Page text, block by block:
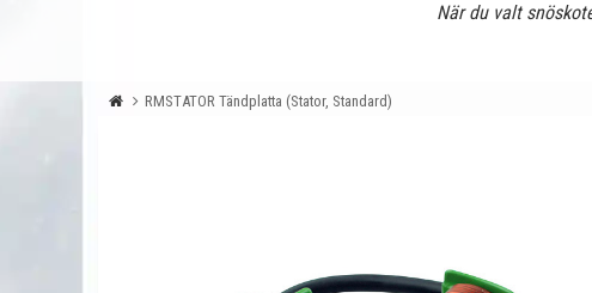
När du valt
RMSTATOR Tändplatta (Stator, Standard)